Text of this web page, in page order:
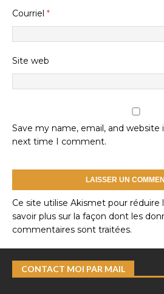
Courriel *
Site web
Save my name, email, and website
next time I comment.
Ce site utilise Akismet pour réduire
savoir plus sur la façon dont les
commentaires sont traitées.
CONTACT MOI PAR MAIL